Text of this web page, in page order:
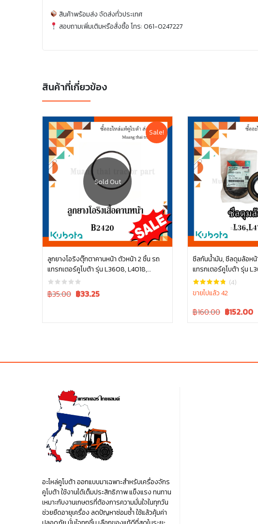
สินค้าพร้อมส่ง จัดส่งทั่วประเทศ
สอบถามเพิ่มเติมหรือสั่งซื้อ โทร: 061-0247227
สินค้าที่เกี่ยวข้อง
Sale!
ลูกยางโอริงตุ๊กตาคานหน้า ตัวหน้า 2 ชิ้น รถ
แทรกเตอร์คูโบต้า รุ่น L3608, L4018,
L4708, L5018 tc402-13680 = 2
Original
฿35.00 Current
฿33.25
อ่านเพิ่ม
ซีลกันน้ำมัน, ซีลดุมล้อหน้
แทรกเตอร์คูโบต้า รุ่น
L4508, L4708, L5018
ล้อหน้ารถไถ ซีลล้อ คูโบต้า
(4)
ขายไปแล้ว 42
Original
฿160.00 Current
฿152.00
หยิบใส่ต
อะไหล่คูโบต้า ออกแบบมาเฉพาะสำหรับเครื่องจักร
คูโบต้า ใช้งานได้เต็มประสิทธิภาพ แข็งแรง ทนทาน
เหมาะกับงานเกษตรที่ต้องการความมั่นใจในทุกวัน
ช่วยยืดอายุเครื่อง ลดปัญหาซ่อมซ้ำ ใช้แล้วคุ้มค่า